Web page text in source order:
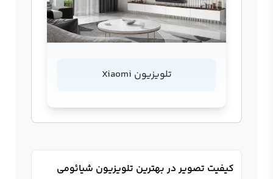
تلویزیون Xiaomi
کیفیت تصویر در بهترین تلویزیون شیائومی